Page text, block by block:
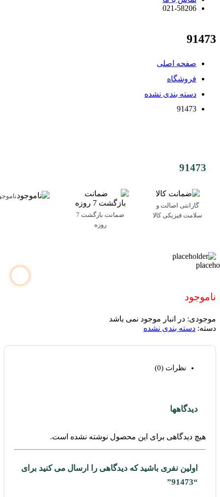
021-58206
91473
صفحه اصلی
فروشگاه
دسته بندی نشده
91473
91473
گارانتی اصالت و
سلامت فیزیکی کالا
ضمانت بازگشت 7
روزه
ناموجود
موجودی: در انبار موجود نمی باشد
دسته: دسته بندی نشده
نظرات (0)
دیدگاهها
هیچ دیدگاهی برای این محصول نوشته نشده است.
اولین نفری باشید که دیدگاهی را ارسال می کنید برای
“91473”